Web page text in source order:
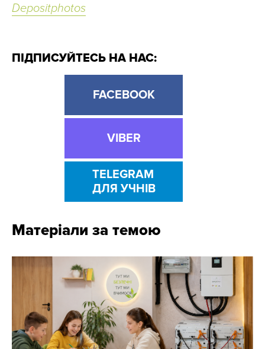
Depositphotos
ПІДПИСУЙТЕСЬ НА НАС:
FACEBOOK
VIBER
TELEGRAM
ДЛЯ УЧНІВ
Матеріали за темою